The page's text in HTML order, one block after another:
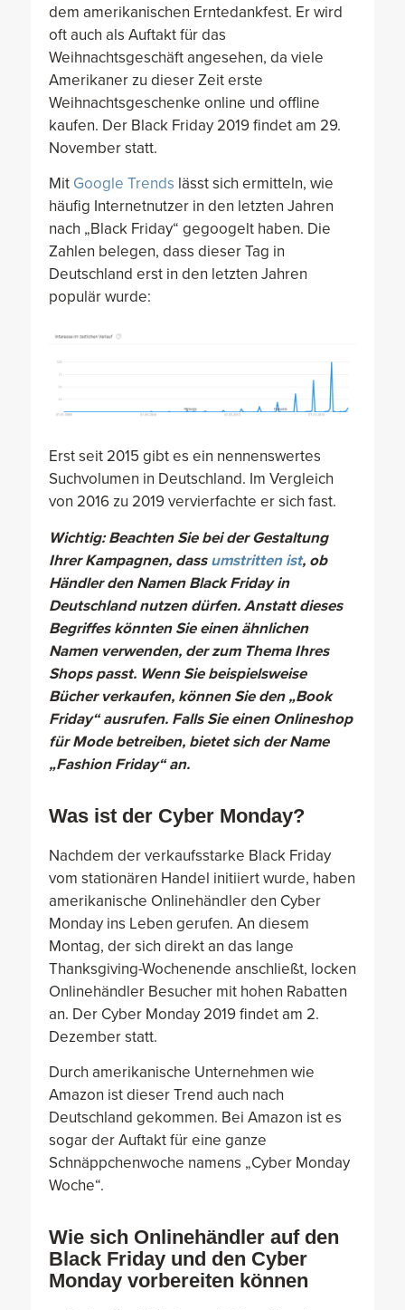
dem amerikanischen Erntedankfest. Er wird
oft auch als Auftakt für das
Weihnachtsgeschäft angesehen, da viele
Amerikaner zu dieser Zeit erste
Weihnachtsgeschenke online und offline
kaufen. Der Black Friday 2019 findet am 29.
November statt.
Mit Google Trends lässt sich ermitteln, wie
häufig Internetnutzer in den letzten Jahren
nach „Black Friday“ gegoogelt haben. Die
Zahlen belegen, dass dieser Tag in
Deutschland erst in den letzten Jahren
populär wurde:
Erst seit 2015 gibt es ein nennenswertes
Suchvolumen in Deutschland. Im Vergleich
von 2016 zu 2019 vervierfachte er sich fast.
Wichtig: Beachten Sie bei der Gestaltung
Ihrer Kampagnen, dassumstritten ist, ob
Händler den Namen Black Friday in
Deutschland nutzen dürfen. Anstatt dieses
Begriffes könnten Sie einen ähnlichen
Namen verwenden, der zum Thema Ihres
Shops passt. Wenn Sie beispielsweise
Bücher verkaufen, können Sie den „Book
Friday“ ausrufen. Falls Sie einen Onlineshop
für Mode betreiben, bietet sich der Name
„Fashion Friday“ an.
Was ist der Cyber Monday?
Nachdem der verkaufsstarke Black Friday
vom stationären Handel initiiert wurde, haben
amerikanische Onlinehändler den Cyber
Monday ins Leben gerufen. An diesem
Montag, der sich direkt an das lange
Thanksgiving-Wochenende anschließt, locken
Onlinehändler Besucher mit hohen Rabatten
an. Der Cyber Monday 2019 findet am 2.
Dezember statt.
Durch amerikanische Unternehmen wie
Amazon ist dieser Trend auch nach
Deutschland gekommen. Bei Amazon ist es
sogar der Auftakt für eine ganze
Schnäppchenwoche namens „Cyber Monday
Woche“.
Wie sich Onlinehändler auf den
Black Friday und den Cyber
Monday vorbereiten können